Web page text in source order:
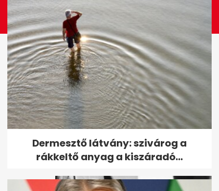
Kvíz: hány filmet ismersz fel a
gyerekrajzok alapján?
Dermesztő látvány: szivárog a
rákkeltő anyag a kiszáradó...